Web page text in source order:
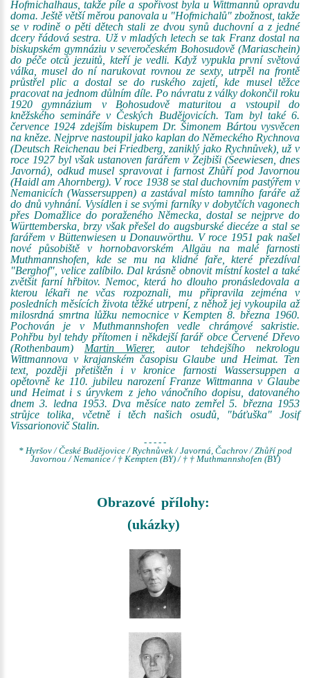
Hofmichalhaus, takže píle a spořivost byla u Wittmannů opravdu
doma. Ještě větší měrou panovala u "Hofmichalů" zbožnost, takže
se v rodině o pěti dětech stali ze dvou synů duchovní a z jedné
dcery řádová sestra. Už v mladých letech se tak Franz dostal na
biskupském gymnáziu v severočeském Bohosudově (Mariaschein)
do péče otců jezuitů, kteří je vedli. Když vypukla první světová
válka, musel do ní narukovat rovnou ze sexty, utrpěl na frontě
průstřel plic a dostal se do ruského zajetí, kde musel těžce
pracovat na jednom důlním díle. Po návratu z války dokončil roku
1920 gymnázium v Bohosudově maturitou a vstoupil do
kněžského semináře v Českých Budějovicích. Tam byl také 6.
července 1924 zdejším biskupem Dr. Šimonem Bártou vysvěcen
na kněze. Nejprve nastoupil jako kaplan do Německého Rychnova
(Deutsch Reichenau bei Friedberg, zaniklý jako Rychnůvek), už v
roce 1927 byl však ustanoven farářem v Zejbiši (Seewiesen, dnes
Javorná), odkud musel spravovat i farnost Zhůří pod Javornou
(Haidl am Ahornberg). V roce 1938 se stal duchovním pastýřem v
Nemanicích (Wassersuppen) a zastával místo tamního faráře až
do dnů vyhnání. Vysídlen i se svými farníky v dobytčích vagonech
přes Domažlice do poraženého Německa, dostal se nejprve do
Württemberska, brzy však přešel do augsburské diecéze a stal se
farářem v Büttenwiesen u Donauwörthu. V roce 1951 pak našel
nové působiště v hornobavorském Allgäu na malé farnosti
Muthmannshofen, kde se mu na klidné faře, které přezdíval
"Berghof", velice zalíbilo. Dal krásně obnovit místní kostel a také
zvětšit farní hřbitov. Nemoc, která ho dlouho pronásledovala a
kterou lékaři ne včas rozpoznali, mu připravila zejména v
posledních měsících života těžké utrpení, z něhož jej vykoupila až
milosrdná smrtna lůžku nemocnice v Kempten 8. března 1960.
Pochován je v Muthmannshofen vedle chrámové sakristie.
Pohřbu byl tehdy přítomen i někdejší farář obce Červené Dřevo
(Rothenbaum) Martin Wierer, autor tehdejšího nekrologu
Wittmannova v krajanském časopisu Glaube und Heimat. Ten
text, později přetištěn i v kronice farnosti Wassersuppen a
opětovně ke 110. jubileu narození Franze Wittmanna v Glaube
und Heimat i s úryvkem z jeho vánočního dopisu, datovaného
dnem 3. ledna 1953. Dva měsíce nato zemřel 5. března 1953
strůjce tolika, včetně i těch našich osudů, "báťuška" Josif
Vissarionovič Stalin.
- - - - -
* Hyršov / České Budějovice / Rychnůvek / Javorná, Čachrov / Zhůří pod
Javornou / Nemanice / † Kempten (BY) / † † Muthmannshofen (BY)
Obrazové přílohy:
(ukázky)